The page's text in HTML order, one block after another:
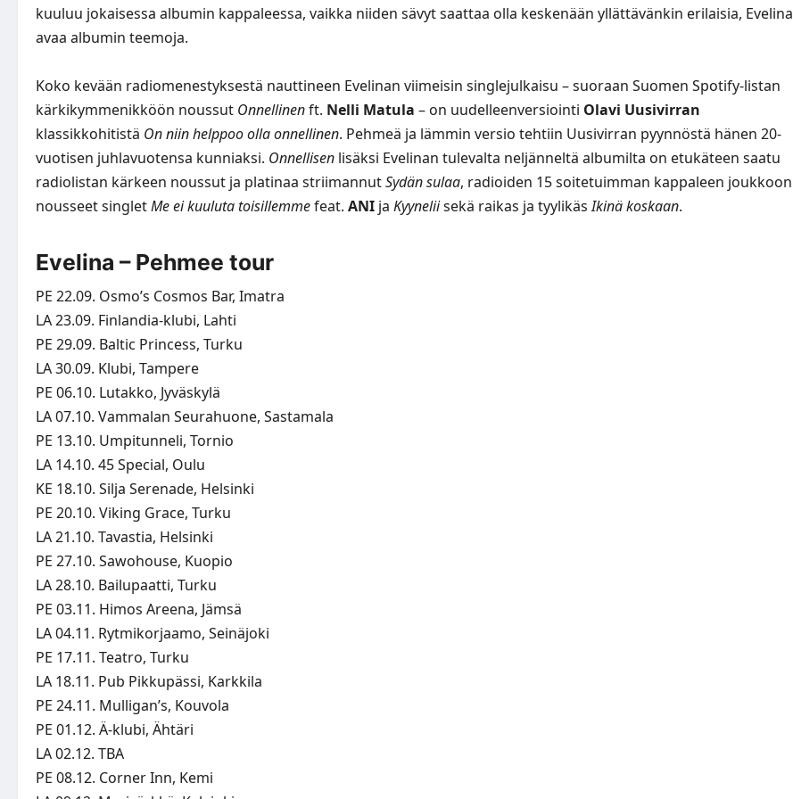
kuuluu jokaisessa albumin kappaleessa, vaikka niiden sävyt saattaa olla keskenään yllättävänkin erilaisia, Evelina
avaa albumin teemoja.
Koko kevään radiomenestyksestä nauttineen Evelinan viimeisin singlejulkaisu – suoraan Suomen Spotify-listan
kärkikymmenikköön noussut Onnellinenft. Nelli Matula – on uudelleenversiointi Olavi Uusivirran
klassikkohitistä On niin helppoo olla onnellinen. Pehmeä ja lämmin versio tehtiin Uusivirran pyynnöstä hänen 20-
vuotisen juhlavuotensa kunniaksi. Onnellisen lisäksi Evelinan tulevalta neljänneltä albumilta on etukäteen saatu
radiolistan kärkeen noussut ja platinaa striimannutSydän sulaa, radioiden 15 soitetuimman kappaleen joukkoon
nousseet singletMe ei kuuluta toisillemmefeat. ANI ja Kyyneliisekä raikas ja tyylikäsIkinä koskaan.
Evelina – Pehmee tour
PE 22.09. Osmo’s Cosmos Bar, Imatra
LA 23.09. Finlandia-klubi, Lahti
PE 29.09. Baltic Princess, Turku
LA 30.09. Klubi, Tampere
PE 06.10. Lutakko, Jyväskylä
LA 07.10. Vammalan Seurahuone, Sastamala
PE 13.10. Umpitunneli, Tornio
LA 14.10. 45 Special, Oulu
KE 18.10. Silja Serenade, Helsinki
PE 20.10. Viking Grace, Turku
LA 21.10. Tavastia, Helsinki
PE 27.10. Sawohouse, Kuopio
LA 28.10. Bailupaatti, Turku
PE 03.11. Himos Areena, Jämsä
LA 04.11. Rytmikorjaamo, Seinäjoki
PE 17.11. Teatro, Turku
LA 18.11. Pub Pikkupässi, Karkkila
PE 24.11. Mulligan’s, Kouvola
PE 01.12. Ä-klubi, Ähtäri
LA 02.12. TBA
PE 08.12. Corner Inn, Kemi